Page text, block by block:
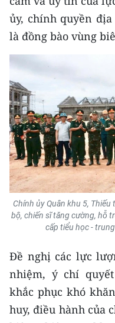
한국어
ủy, chính quyền
là đồng bào vùng
Chính ủy Quân khu 5,
bộ, chiến sĩ tăng cường, hỗ
cấp tiểu học -
Đề nghị các lực
nhiệm, ý chí
khắc phục khó
huy, điều hành của